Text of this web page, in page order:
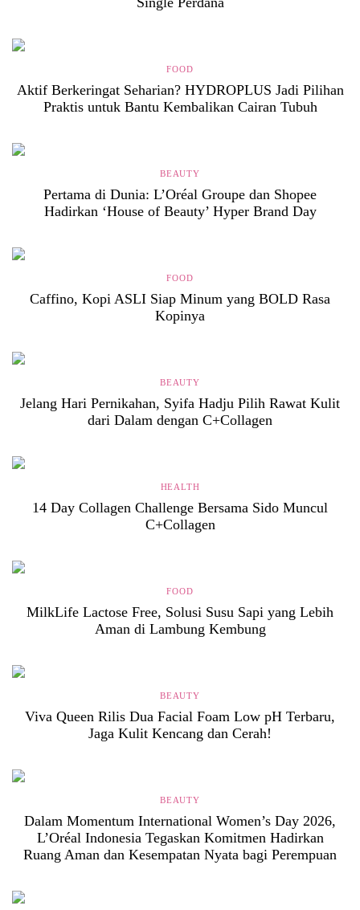
FOOD
Aktif Berkeringat Seharian? HYDROPLUS Jadi Pilihan
Praktis untuk Bantu Kembalikan Cairan Tubuh
BEAUTY
Pertama di Dunia: L’Oréal Groupe dan Shopee
Hadirkan ‘House of Beauty’ Hyper Brand Day
FOOD
Caffino, Kopi ASLI Siap Minum yang BOLD Rasa
Kopinya
BEAUTY
Jelang Hari Pernikahan, Syifa Hadju Pilih Rawat Kulit
dari Dalam dengan C+Collagen
HEALTH
14 Day Collagen Challenge Bersama Sido Muncul
C+Collagen
FOOD
MilkLife Lactose Free, Solusi Susu Sapi yang Lebih
Aman di Lambung Kembung
BEAUTY
Viva Queen Rilis Dua Facial Foam Low pH Terbaru,
Jaga Kulit Kencang dan Cerah!
BEAUTY
Dalam Momentum International Women’s Day 2026,
L’Oréal Indonesia Tegaskan Komitmen Hadirkan
Ruang Aman dan Kesempatan Nyata bagi Perempuan